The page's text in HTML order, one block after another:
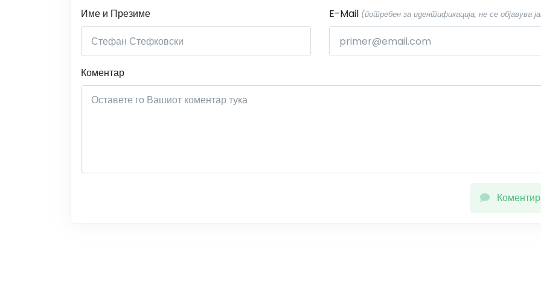
Име и Презиме E-Mail (потребен за идентификација, не се објавува
Коментар